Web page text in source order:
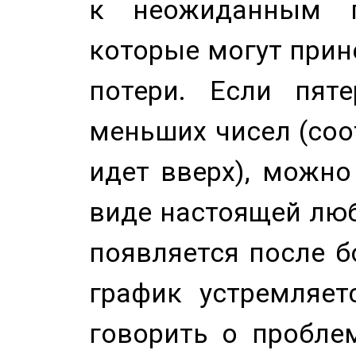
к неожиданным
которые могут
потери. Если
меньших чисел
идет вверх),
виде настоящей
появляется после
график
говорить о